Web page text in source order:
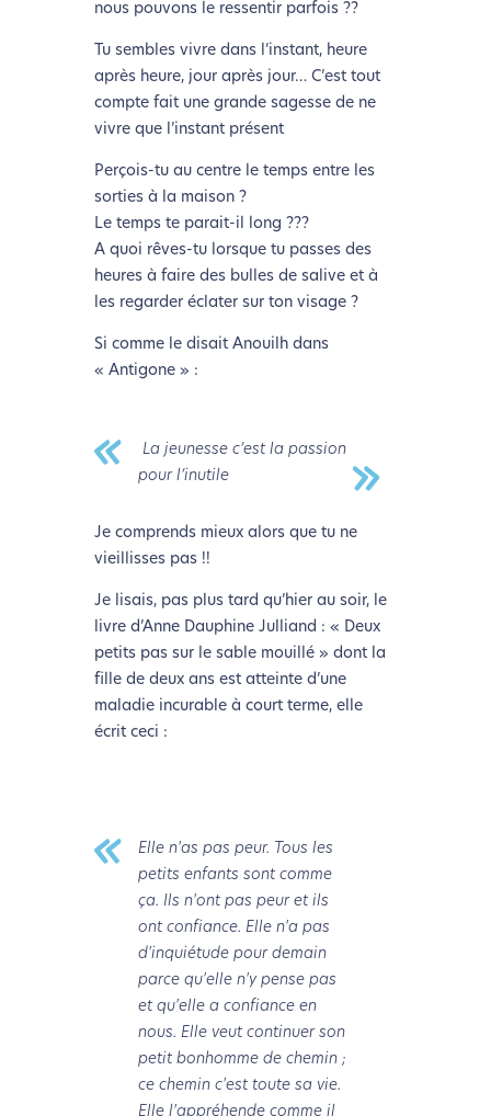
nous pouvons le ressentir parfois ??
Tu sembles vivre dans l’instant, heure
après heure, jour après jour… C’est tout
compte fait une grande sagesse de ne
vivre que l’instant présent
Perçois-tu au centre le temps entre les
sorties à la maison ?
Le temps te parait-il long ???
A quoi rêves-tu lorsque tu passes des
heures à faire des bulles de salive et à
les regarder éclater sur ton visage ?
Si comme le disait Anouilh dans
« Antigone » :
La jeunesse c’est la passion
pour l’inutile
Je comprends mieux alors que tu ne
vieillisses pas !!
Je lisais, pas plus tard qu’hier au soir, le
livre d’Anne Dauphine Julliand : « Deux
petits pas sur le sable mouillé » dont la
fille de deux ans est atteinte d’une
maladie incurable à court terme, elle
écrit ceci :
Elle n'as pas peur. Tous les
petits enfants sont comme
ça. Ils n'ont pas peur et ils
ont confiance. Elle n'a pas
d'inquiétude pour demain
parce qu'elle n'y pense pas
et qu'elle a confiance en
nous. Elle veut continuer son
petit bonhomme de chemin ;
ce chemin c'est toute sa vie.
Elle l'appréhende comme il